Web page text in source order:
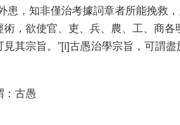
患，知非僅治考據詞章者所能挽救
，欲使官、吏、兵、農、工、商各
其宗旨。”[i]古愚治學宗旨，可謂盡
：古愚